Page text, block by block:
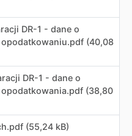
DR-1 - dane o
.pdf (40,08
DR-1 - dane o
.pdf (38,80
.pdf (55,24 kB)